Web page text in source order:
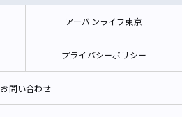
アーバンライフ東京
プライバシーポリシー
お問い合わせ